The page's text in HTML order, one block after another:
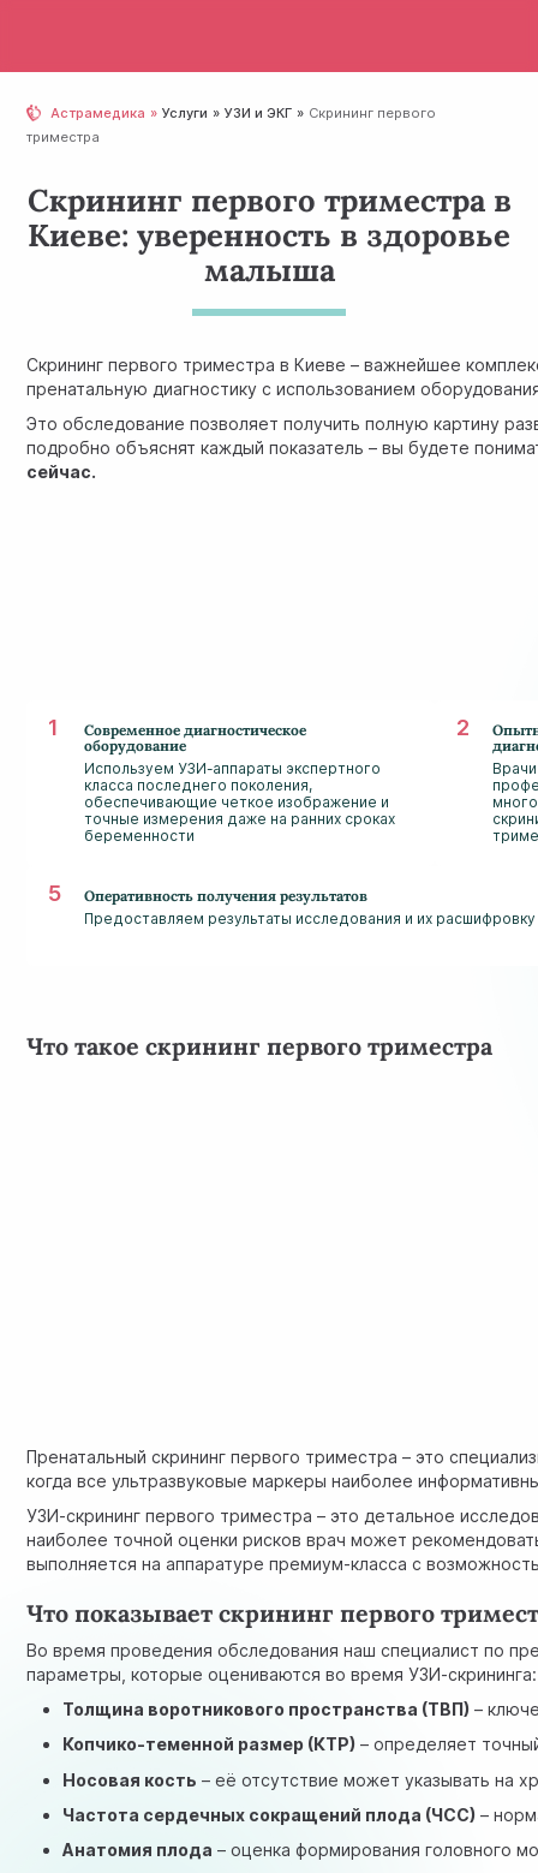
Астрамедика Услуги УЗИ и ЭКГ
Скрининг первого
триместра
Скрининг первого триместра в
Киеве: уверенность в здоровье
малыша
Скрининг первого триместра в Киеве – важнейшее
пренатальную диагностику с использованием
Это обследование позволяет получить полную картину
подробно объяснят каждый показатель – вы будете
сейчас.
Современное диагностическое
оборудование
Используем УЗИ-аппараты экспертного
класса последнего поколения,
обеспечивающие четкое изображение и
точные измерения даже на ранних сроках
беременности
Оперативность получения результатов
Предоставляем результаты исследования и их
Что такое скрининг первого триместра
Пренатальный скрининг первого триместра – это
когда все ультразвуковые маркеры наиболее
УЗИ-скрининг первого триместра – это детальное
наиболее точной оценки рисков врач может
выполняется на аппаратуре премиум-класса с
Что показывает скрининг первого
Во время проведения обследования наш специалист по
параметры, которые оцениваются во время УЗИ-скрининга:
Толщина воротникового пространства (ТВП) –
Копчико-теменной размер (КТР) – определяет
Носовая кость – её отсутствие может указывать на
Частота сердечных сокращений плода (ЧСС) –
Анатомия плода – оценка формирования головного